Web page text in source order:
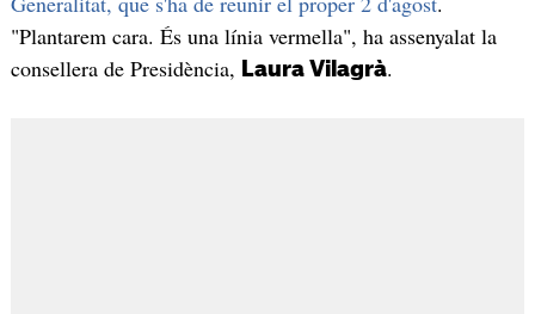
"Plantarem cara. És una línia vermella", ha assenyalat la
consellera de Presidència, Laura Vilagrà.